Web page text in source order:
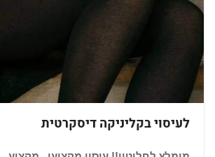
לעיסוי בקליניקה דיסקרטית